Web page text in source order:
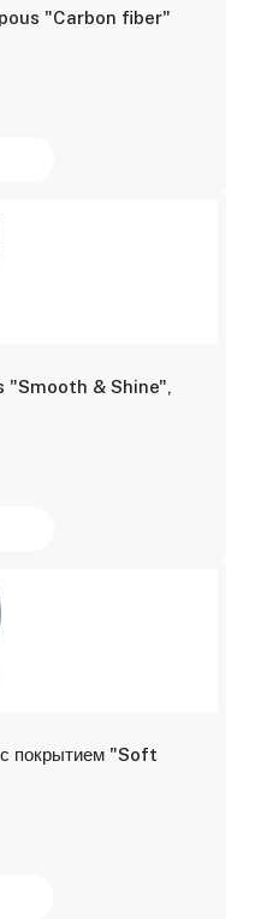
"Carbon fiber"
"Smooth & Shine",
покрытием "Soft